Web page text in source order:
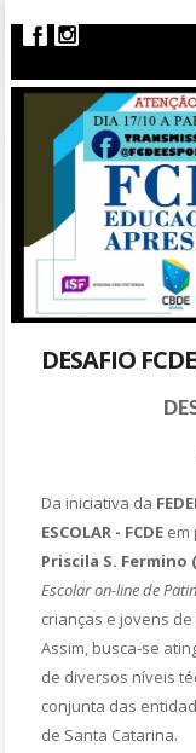
DESAFIO
Da iniciativa da
ESCOLAR - FCDE em
Priscila S.
Escolar on-line de
crianças e jovens
Assim, busca-se
de diversos níveis
conjunta das
de Santa Catarina.